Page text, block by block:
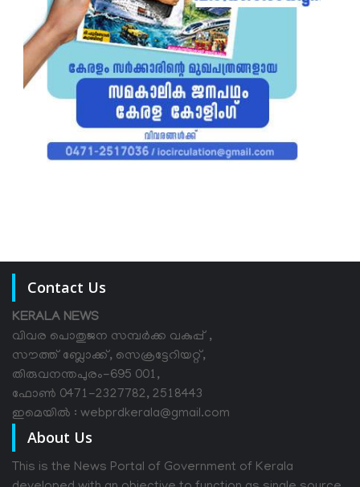
Contact Us
KERALA NEWS
വിവര പൊതുജന സമ്പര്‍ക്ക വകുപ്പ് ,
സൗത്ത് ബ്ലോക്ക്, സെക്രട്ടേറിയറ്റ്,
തിരുവനന്തപുരം-695 001,
ഫോൺ 0471-2327782, 2518443
ഇമെയിൽ : webprdkerala@gmail.com
About Us
This is the News Portal of Government of Kerala